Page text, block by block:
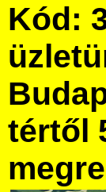
Kód:
tértől